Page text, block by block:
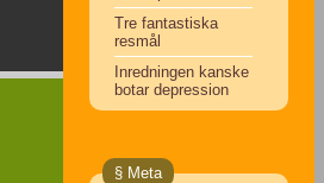
Tre fantastiska
resmål
Inredningen kanske
botar depression
§ Meta